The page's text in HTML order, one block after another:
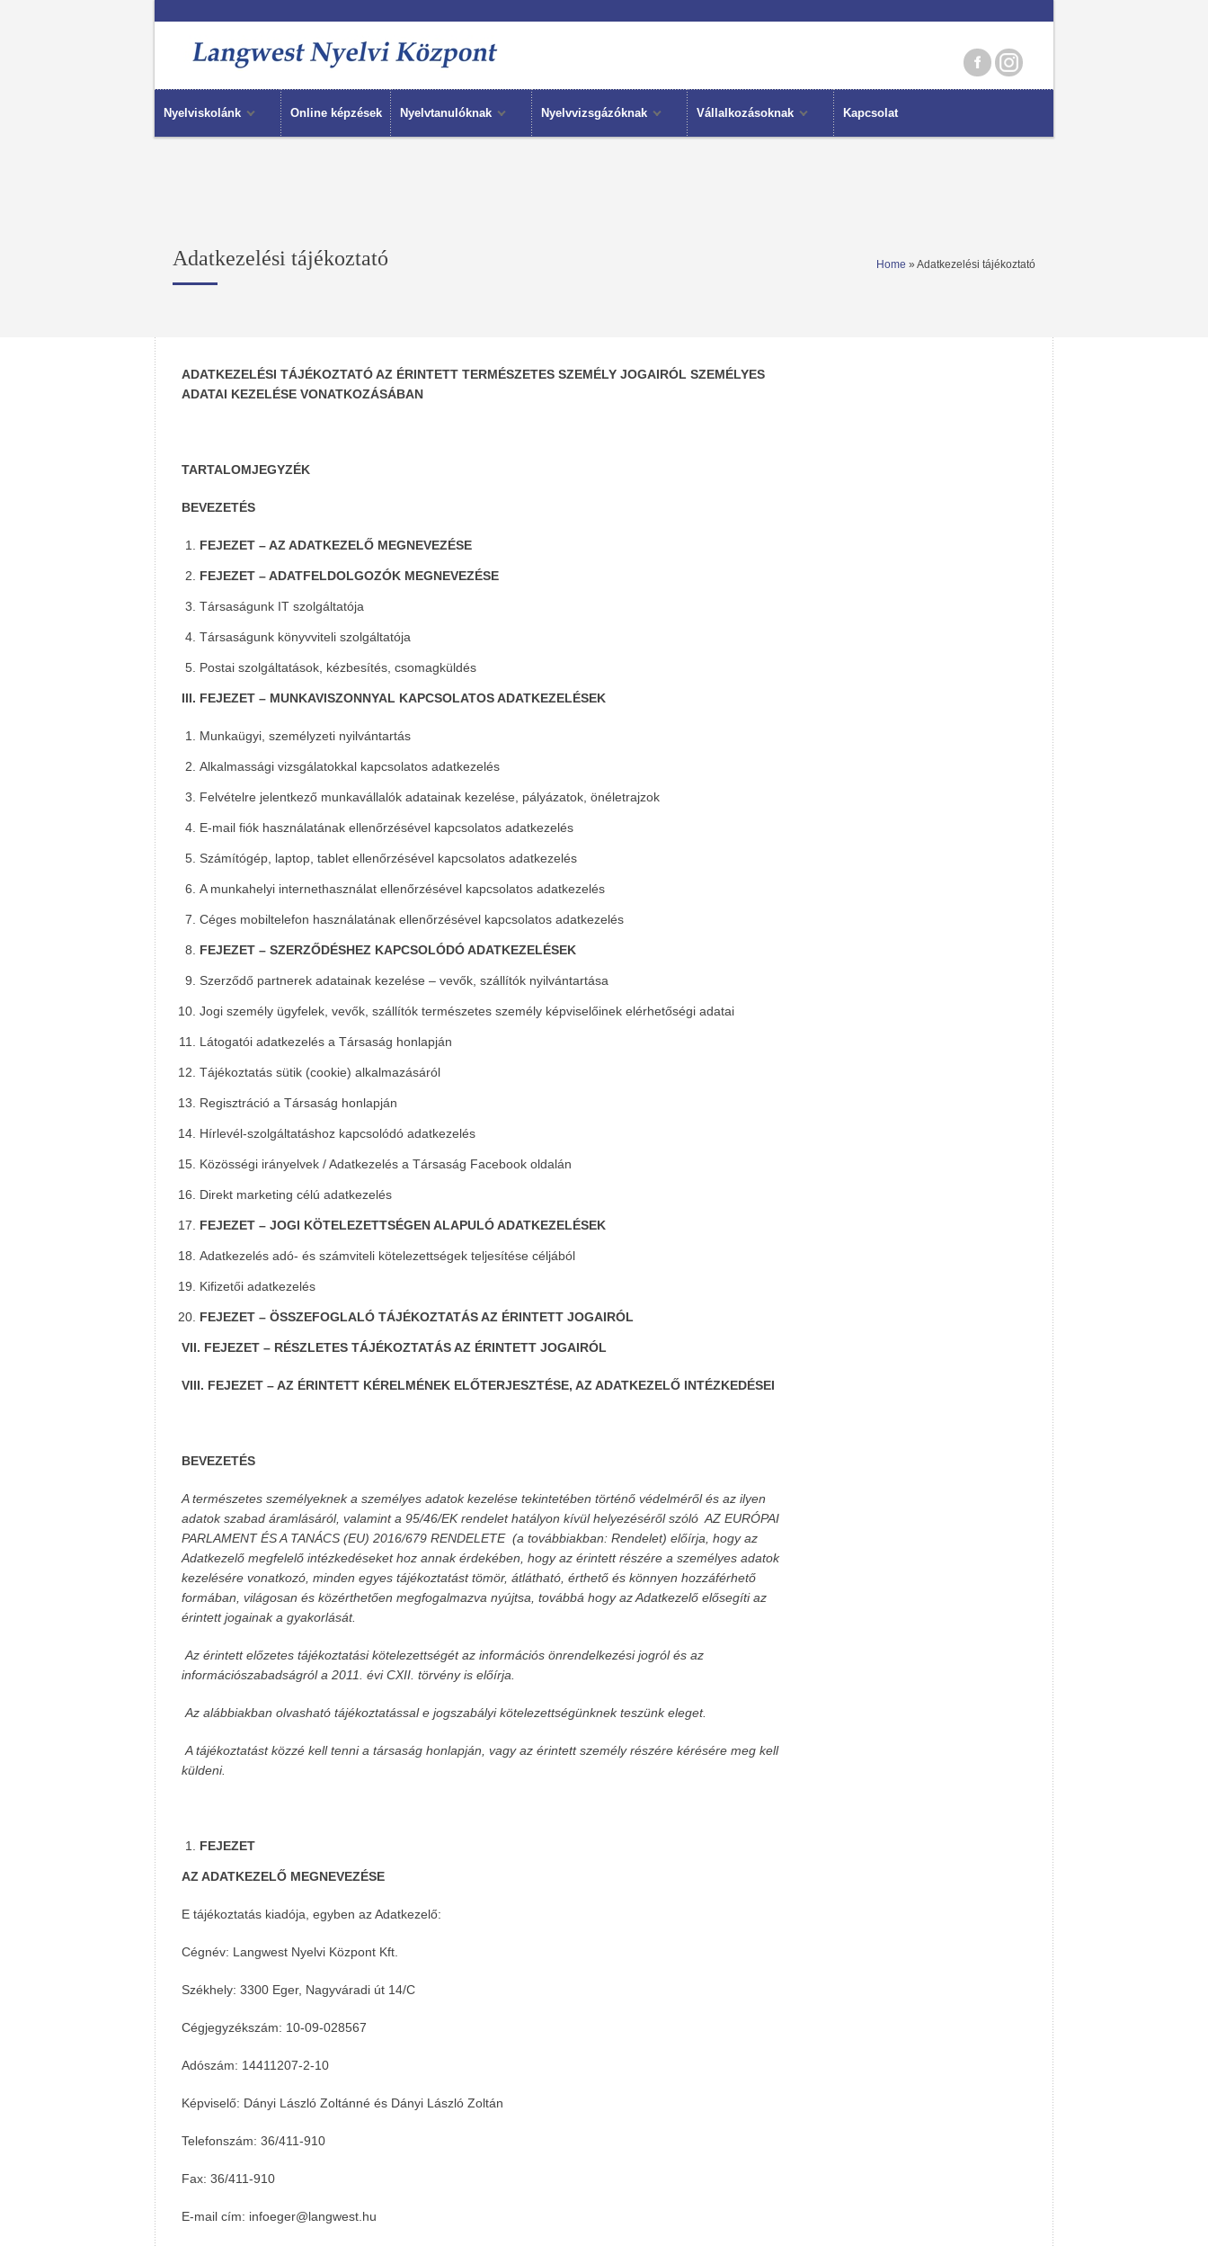
Nyelviskolánk Online képzések Nyelvtanulóknak Nyelvvizsgázóknak Vállalkozásoknak Kapcsolat
Adatkezelési tájékoztató Home » Adatkezelési tájékoztató
ADATKEZELÉSI TÁJÉKOZTATÓ AZ ÉRINTETT TERMÉSZETES SZEMÉLY JOGAIRÓL SZEMÉLYES
ADATAI KEZELÉSE VONATKOZÁSÁBAN
TARTALOMJEGYZÉK
BEVEZETÉS
FEJEZET – AZ ADATKEZELŐ MEGNEVEZÉSE
FEJEZET – ADATFELDOLGOZÓK MEGNEVEZÉSE
Társaságunk IT szolgáltatója
Társaságunk könyvviteli szolgáltatója
Postai szolgáltatások, kézbesítés, csomagküldés
III. FEJEZET – MUNKAVISZONNYAL KAPCSOLATOS ADATKEZELÉSEK
Munkaügyi, személyzeti nyilvántartás
Alkalmassági vizsgálatokkal kapcsolatos adatkezelés
Felvételre jelentkező munkavállalók adatainak kezelése, pályázatok, önéletrajzok
E-mail fiók használatának ellenőrzésével kapcsolatos adatkezelés
Számítógép, laptop, tablet ellenőrzésével kapcsolatos adatkezelés
A munkahelyi internethasználat ellenőrzésével kapcsolatos adatkezelés
Céges mobiltelefon használatának ellenőrzésével kapcsolatos adatkezelés
FEJEZET – SZERZŐDÉSHEZ KAPCSOLÓDÓ ADATKEZELÉSEK
Szerződő partnerek adatainak kezelése – vevők, szállítók nyilvántartása
Jogi személy ügyfelek, vevők, szállítók természetes személy képviselőinek elérhetőségi adatai
Látogatói adatkezelés a Társaság honlapján
Tájékoztatás sütik (cookie) alkalmazásáról
Regisztráció a Társaság honlapján
Hírlevél-szolgáltatáshoz kapcsolódó adatkezelés
Közösségi irányelvek / Adatkezelés a Társaság Facebook oldalán
Direkt marketing célú adatkezelés
FEJEZET – JOGI KÖTELEZETTSÉGEN ALAPULÓ ADATKEZELÉSEK
Adatkezelés adó- és számviteli kötelezettségek teljesítése céljából
Kifizetői adatkezelés
FEJEZET – ÖSSZEFOGLALÓ TÁJÉKOZTATÁS AZ ÉRINTETT JOGAIRÓL
VII. FEJEZET – RÉSZLETES TÁJÉKOZTATÁS AZ ÉRINTETT JOGAIRÓL
VIII. FEJEZET – AZ ÉRINTETT KÉRELMÉNEK ELŐTERJESZTÉSE, AZ ADATKEZELŐ INTÉZKEDÉSEI
BEVEZETÉS
A természetes személyeknek a személyes adatok kezelése tekintetében történő védelméről és az ilyen
adatok szabad áramlásáról, valamint a 95/46/EK rendelet hatályon kívül helyezéséről szóló AZ EURÓPAI
PARLAMENT ÉS A TANÁCS (EU) 2016/679 RENDELETE (a továbbiakban: Rendelet) előírja, hogy az
Adatkezelő megfelelő intézkedéseket hoz annak érdekében, hogy az érintett részére a személyes adatok
kezelésére vonatkozó, minden egyes tájékoztatást tömör, átlátható, érthető és könnyen hozzáférhető
formában, világosan és közérthetően megfogalmazva nyújtsa, továbbá hogy az Adatkezelő elősegíti az
érintett jogainak a gyakorlását.
Az érintett előzetes tájékoztatási kötelezettségét az információs önrendelkezési jogról és az
információszabadságról a 2011. évi CXII. törvény is előírja.
Az alábbiakban olvasható tájékoztatással e jogszabályi kötelezettségünknek teszünk eleget.
A tájékoztatást közzé kell tenni a társaság honlapján, vagy az érintett személy részére kérésére meg kell
küldeni.
FEJEZET
AZ ADATKEZELŐ MEGNEVEZÉSE
E tájékoztatás kiadója, egyben az Adatkezelő:
Cégnév: Langwest Nyelvi Központ Kft.
Székhely: 3300 Eger, Nagyváradi út 14/C
Cégjegyzékszám: 10-09-028567
Adószám: 14411207-2-10
Képviselő: Dányi László Zoltánné és Dányi László Zoltán
Telefonszám: 36/411-910
Fax: 36/411-910
E-mail cím: infoeger@langwest.hu